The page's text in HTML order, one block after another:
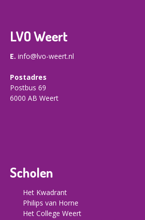
LVO Weert
E. info@lvo-weert.nl
Postadres
Postbus 69
6000 AB Weert
Scholen
Het Kwadrant
Philips van Horne
Het College Weert